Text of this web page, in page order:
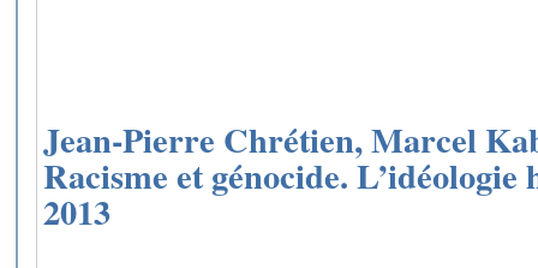
Jean-Pierre Chrétien, Marcel
Racisme et génocide.
2013